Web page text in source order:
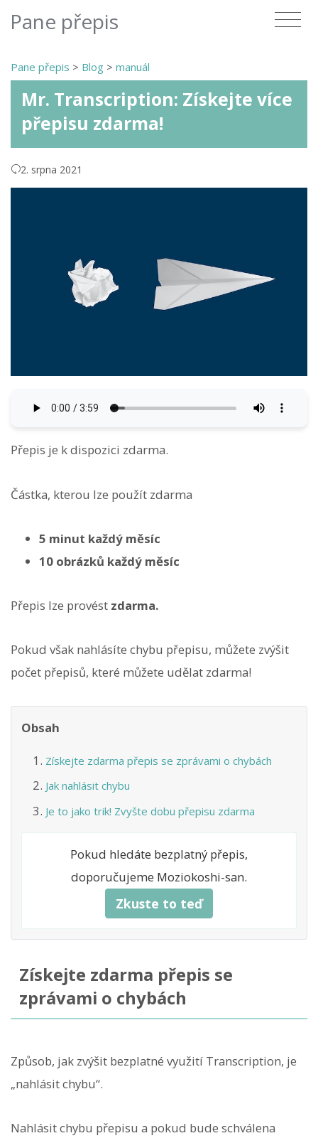
Pane přepis
Pane přepis > Blog > manuál
Mr. Transcription: Získejte více
přepisu zdarma!
2. srpna 2021
Přepis je k dispozici zdarma.
Částka, kterou lze použít zdarma
5 minut každý měsíc
10 obrázků každý měsíc
Přepis lze provést zdarma.
Pokud však nahlásíte chybu přepisu, můžete zvýšit
počet přepisů, které můžete udělat zdarma!
Obsah
Získejte zdarma přepis se zprávami o chybách
Jak nahlásit chybu
Je to jako trik! Zvyšte dobu přepisu zdarma
Pokud hledáte bezplatný přepis,
doporučujeme Moziokoshi-san.
Zkuste to teď
Získejte zdarma přepis se
zprávami o chybách
Způsob, jak zvýšit bezplatné využití Transcription, je
„nahlásit chybu“.
Nahlásit chybu přepisu a pokud bude schválena